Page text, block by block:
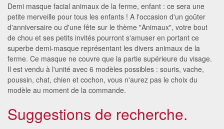
Demi masque facial animaux de la ferme, enfant : ce sera une
petite merveille pour tous les enfants ! A l'occasion d'un goûter
d'anniversaire ou d'une fête sur le thème "Animaux", votre bout
de chou et ses petits invités pourront s'amuser en portant ce
superbe demi-masque représentant les divers animaux de la
ferme. Ce masque ne couvre que la partie supérieure du visage.
Il est vendu à l'unité avec 6 modèles possibles : souris, vache,
poussin, chat, chien et cochon, vous n'aurez pas le choix du
modèle au moment de la commande.
Suggestions de recherche.